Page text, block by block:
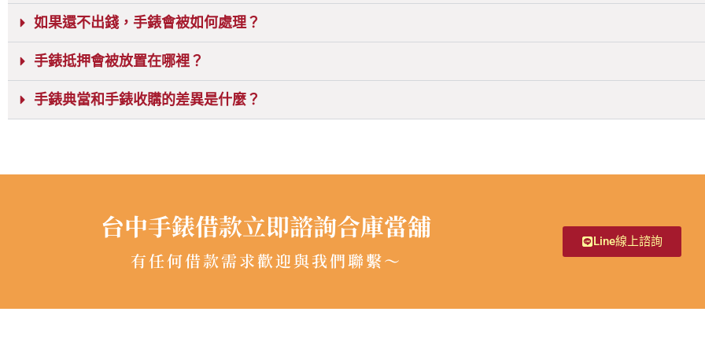
如果還不出錢，手錶會被如何處理？
手錶抵押會被放置在哪裡？
手錶典當和手錶收購的差異是什麼？
台中手錶借款立即諮詢合庫當舖
有任何借款需求歡迎與我們聯繫～
Line線上諮詢